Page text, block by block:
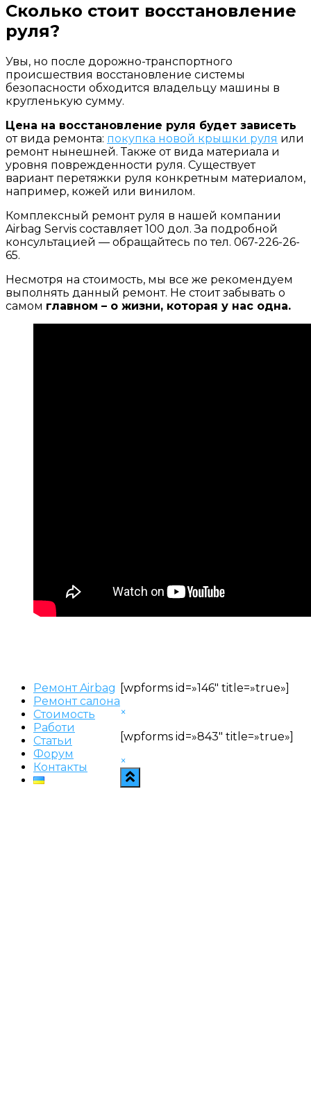
Сколько стоит восстановление
руля?
Увы, но после дорожно-транспортного
происшествия восстановление системы
безопасности обходится владельцу машины в
кругленькую сумму.
Цена на восстановление руля будет зависеть
от вида ремонта: покупка новой крышки руля или
ремонт нынешней. Также от вида материала и
уровня поврежденности руля. Существует
вариант перетяжки руля конкретным материалом,
например, кожей или винилом.
Комплексный ремонт руля в нашей компании
Airbag Servis составляет 100 дол. За подробной
консультацией — обращайтесь по тел. 067-226-26-
65.
Несмотря на стоимость, мы все же рекомендуем
выполнять данный ремонт. Не стоит забывать о
самом главном – о жизни, которая у нас одна.
Ремонт Airbag
Ремонт салона
Стоимость
Работи
Статьи
Форум
Контакты
[wpforms id=»146″ title=»true»]
×
[wpforms id=»843″ title=»true»]
×